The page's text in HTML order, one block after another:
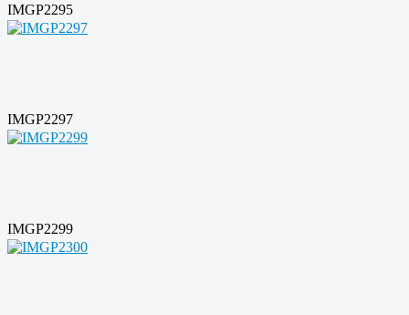
IMGP2295
IMGP2297
IMGP2299